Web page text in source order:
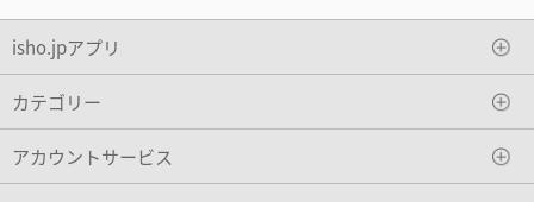
isho.jpアプリ
カテゴリー
アカウントサービス